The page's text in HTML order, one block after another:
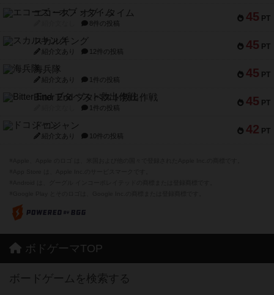
45 PT
エコーズ・オブ・タイム
8件の投稿
45 PT
スカルキング
紹介文あり 12件の投稿
45 PT
海兵隊
紹介文あり 1件の投稿
45 PT
Bitter End ブタペスト救出作戦
1件の投稿
42 PT
ドコジャン
紹介文あり 10件の投稿
ボドゲーマTOP
ボードゲームを検索する